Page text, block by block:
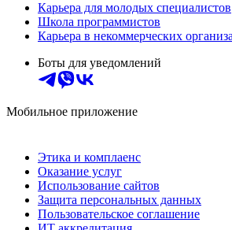
Карьера для молодых специалистов
Школа программистов
Карьера в некоммерческих
Боты для уведомлений
Мобильное приложение
Этика и комплаенс
Оказание услуг
Использование сайтов
Защита персональных данных
Пользовательское соглашение